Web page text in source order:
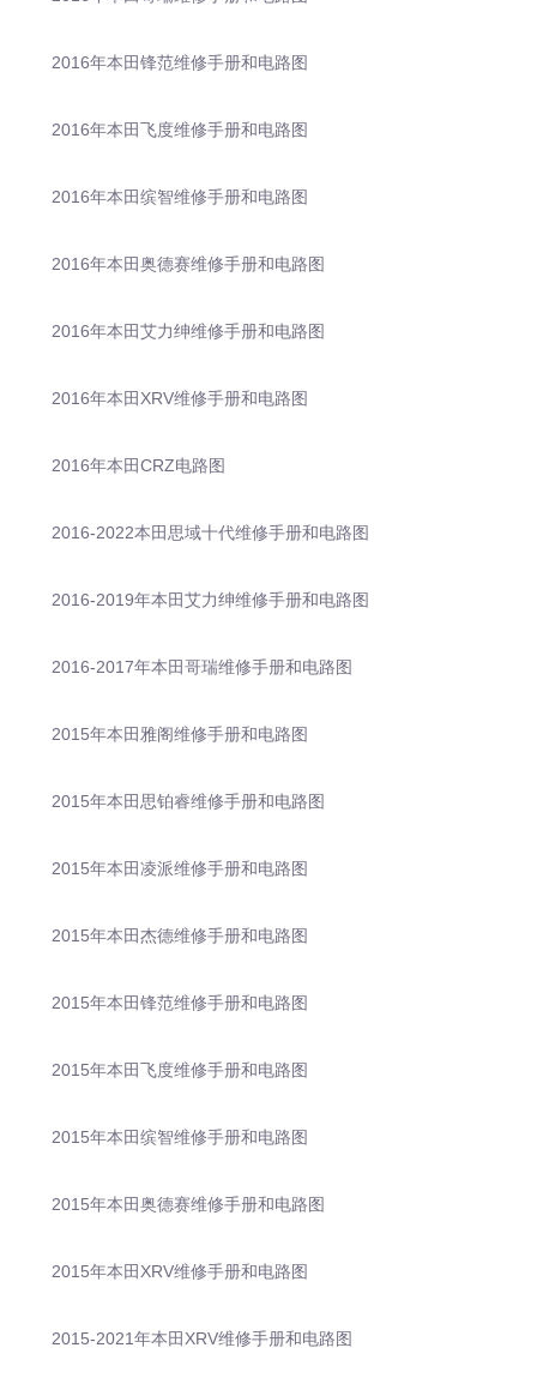
2016年本田锋范维修手册和电路图
2016年本田飞度维修手册和电路图
2016年本田缤智维修手册和电路图
2016年本田奥德赛维修手册和电路图
2016年本田艾力绅维修手册和电路图
2016年本田XRV维修手册和电路图
2016年本田CRZ电路图
2016-2022本田思域十代维修手册和电路图
2016-2019年本田艾力绅维修手册和电路图
2016-2017年本田哥瑞维修手册和电路图
2015年本田雅阁维修手册和电路图
2015年本田思铂睿维修手册和电路图
2015年本田凌派维修手册和电路图
2015年本田杰德维修手册和电路图
2015年本田锋范维修手册和电路图
2015年本田飞度维修手册和电路图
2015年本田缤智维修手册和电路图
2015年本田奥德赛维修手册和电路图
2015年本田XRV维修手册和电路图
2015-2021年本田XRV维修手册和电路图